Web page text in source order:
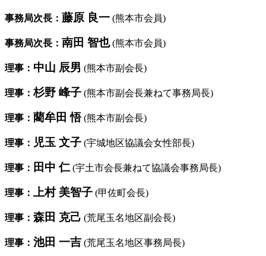
事務局次長： 藤原 良一 (熊本市会員)
事務局次長： 南田 智也 (熊本市会員)
理事： 中山 辰男 (熊本市副会長)
理事：杉野 峰子 (熊本市副会長兼ねて事務局長)
理事： 藺牟田 悟(熊本市副会長)
理事： 児玉 文子 (宇城地区協議会女性部長)
理事： 田中 仁 (宇土市会長兼ねて協議会事務局長)
理事： 上村 美智子 (甲佐町会長)
理事： 森田 克己 (荒尾玉名地区副会長)
理事： 池田 一吉 (荒尾玉名地区事務局長)